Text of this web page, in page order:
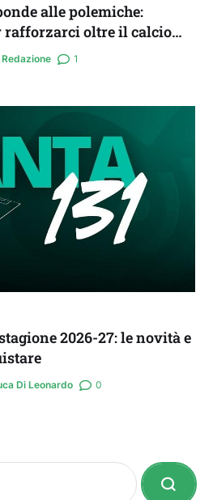
alle polemiche:
rafforzarci oltre il calcio
Redazione 1
2026-27: le novità e
Di Leonardo 0